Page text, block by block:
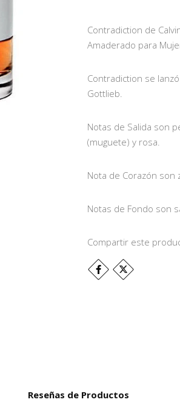
Contradiction de
Amaderado para
Contradiction se
Gottlieb.
Notas de Salida son
(muguete) y rosa.
Nota de Corazón son
Notas de Fondo son
Compartir este
Reseñas de Productos